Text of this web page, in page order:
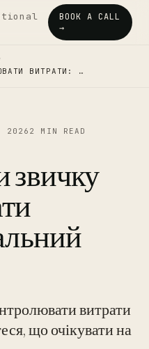
BOOK A CALL
→
ВИТРАТИ: …
2026 2 MIN READ
звичку
витрати
що очікувати на